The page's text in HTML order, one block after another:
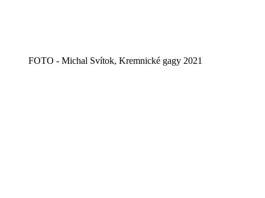
FOTO - Michal Svítok, Kremnické gagy 2021